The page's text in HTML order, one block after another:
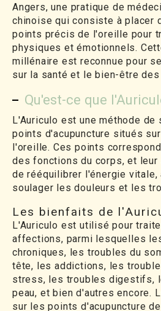
Angers, une pratique de
chinoise qui consiste à placer
points précis de l'oreille pour
physiques et émotionnels.
millénaire est reconnue pour
sur la santé et le bien-être
Qu'est-ce que
L'Auriculo est une méthode de
points d'acupuncture situés
l'oreille. Ces points
des fonctions du corps, et
de rééquilibrer l'énergie vitale,
soulager les douleurs et les
Les bienfaits de
L'Auriculo est utilisé pour
affections, parmi lesquelles
chroniques, les troubles du
tête, les addictions, les
stress, les troubles digestifs,
peau, et bien d'autres encore.
sur les points d'acupuncture